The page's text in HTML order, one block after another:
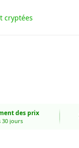
cryptées
des prix
30 jours